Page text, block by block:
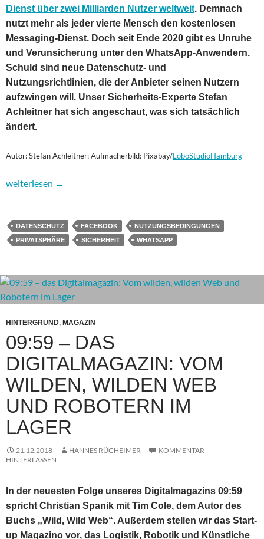
Dienst über zwei Milliarden Nutzer weltweit. Demnach
nutzt mehr als jeder vierte Mensch den kostenlosen
Messaging-Dienst. Doch seit Ende 2020 gibt es Unruhe
und Verunsicherung unter den WhatsApp-Anwendern.
Schuld sind neue Datenschutz- und
Nutzungsrichtlinien, die der Anbieter seinen Nutzern
aufzwingen will. Unser Sicherheits-Experte Stefan
Achleitner hat sich angeschaut, was sich tatsächlich
ändert.
Autor: Stefan Achleitner; Aufmacherbild: Pixabay/LoboStudioHamburg
WhatsApp und Datenschutz – Was steckt in den neuen
weiterlesen →
DATENSCHUTZ FACEBOOK
NUTZUNGSBEDINGUNGEN
PRIVATSPHÄRE
SICHERHEIT WHATSAPP
HINTERGRUND, MAGAZIN
09:59 – DAS
DIGITALMAGAZIN: VOM
WILDEN, WILDEN WEB
UND ROBOTERN IM
LAGER
21.12.2018 HANNES RÜGHEIMER
KOMMENTAR
HINTERLASSEN
In der neuesten Folge unseres Digitalmagazins 09:59
spricht Christian Spanik mit Tim Cole, dem Autor des
Buchs „Wild, Wild Web“. Außerdem stellen wir das Start-
up Magazino vor, das Logistik, Robotik und Künstliche